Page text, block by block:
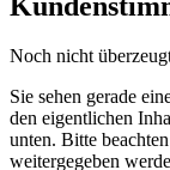
Noch nicht
Sie sehen gerade
den eigentlichen
unten. Bitte
weitergegeben